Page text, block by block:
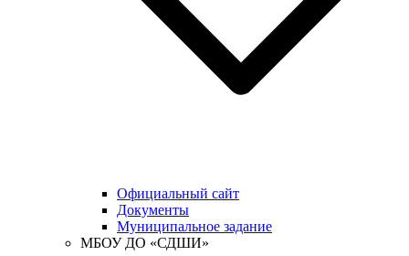
Официальный сайт
Документы
Муниципальное задание
МБОУ ДО «СДШИ»